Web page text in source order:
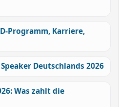
Programm, Karriere,
Deutschlands 2026
Was zahlt die